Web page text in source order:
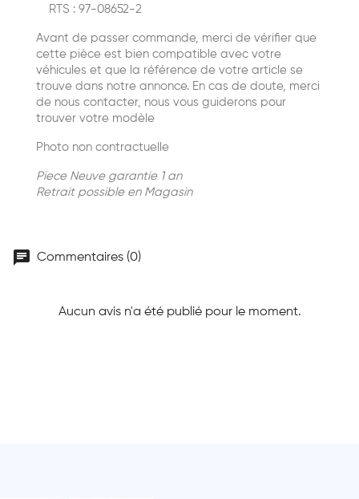
RTS : 97-08652-2
Avant de passer commande, merci de vérifier que
cette pièce est bien compatible avec votre
véhicules et que la référence de votre article se
trouve dans notre annonce. En cas de doute, merci
de nous contacter, nous vous guiderons pour
trouver votre modèle
Photo non contractuelle
Piece Neuve garantie 1 an
Retrait possible en Magasin
chat Commentaires (0)
Aucun avis n'a été publié pour le moment.